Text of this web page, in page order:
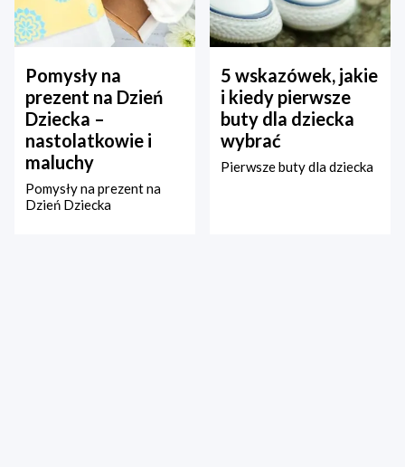
Pomysły na
prezent na Dzień
Dziecka –
nastolatkowie i
maluchy
Pomysły na prezent na
Dzień Dziecka
5 wskazówek, jakie
i kiedy pierwsze
buty dla dziecka
wybrać
Pierwsze buty dla dziecka